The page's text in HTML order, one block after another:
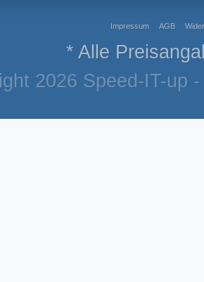
Impressum AGB
* Alle
2026 Speed-IT-up